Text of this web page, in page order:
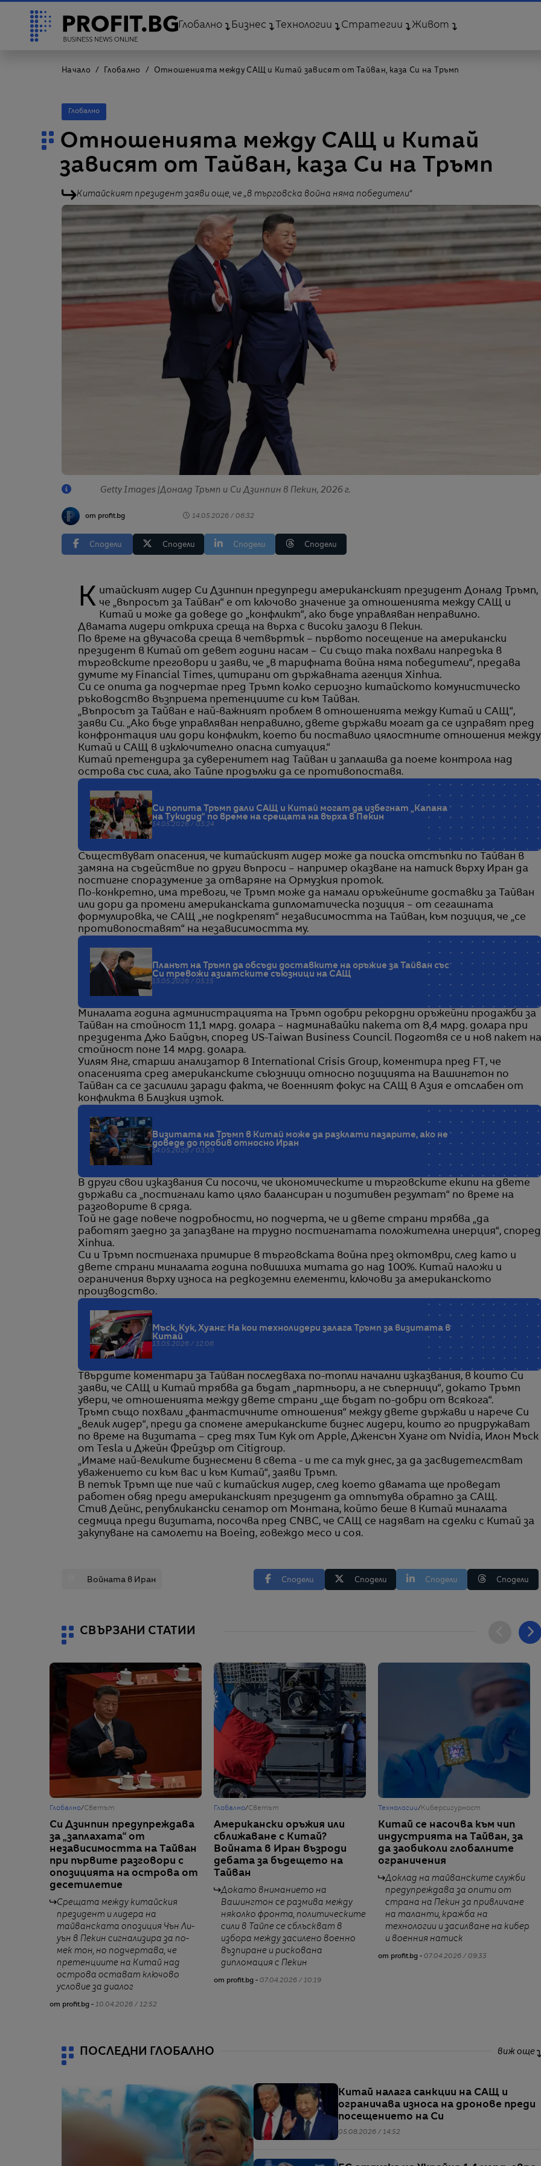
Глобално Бизнес Технологии Стратегии Живот
Начало Глобално Отношенията между САЩ и Китай зависят от Тайван, каза Си на Тръмп
Глобално
Отношенията между САЩ и Китай
зависят от Тайван, каза Си на Тръмп
Китайският президент заяви още, че „в търговска война няма победители“
Getty Images |Доналд Тръмп и Си Дзинпин в Пекин, 2026 г.
от profit.bg 14.05.2026 / 06:32
Сподели Сподели Сподели Сподели
Китайският лидер Си Дзинпин предупреди американският президент Доналд Тръмп, че „въпросът за Тайван“ е от ключово значение за отношенията между САЩ и
Китай и може да доведе до „конфликт“, ако бъде управляван неправилно.
Двамата лидери откриха среща на върха с високи залози в Пекин.
По време на двучасова среща в четвъртък – първото посещение на американски
президент в Китай от девет години насам – Си също така похвали напредъка в
търговските преговори и заяви, че „в тарифната война няма победители“, предава
думите му Financial Times, цитирани от държавната агенция Xinhua.
Си се опита да подчертае пред Тръмп колко сериозно китайското комунистическо
ръководство възприема претенциите си към Тайван.
„Въпросът за Тайван е най-важният проблем в отношенията между Китай и САЩ“,
заяви Си. „Ако бъде управляван неправилно, двете държави могат да се изправят пред
конфронтация или дори конфликт, което би поставило цялостните отношения между
Китай и САЩ в изключително опасна ситуация.“
Китай претендира за суверенитет над Тайван и заплашва да поеме контрола над
острова със сила, ако Тайпе продължи да се противопоставя.
Си попита Тръмп дали САЩ и Китай могат да избегнат „Капана
на Тукидид“ по време на срещата на върха в Пекин
14.05.2026 / 03:24
Съществуват опасения, че китайският лидер може да поиска отстъпки по Тайван в
замяна на съдействие по други въпроси – например оказване на натиск върху Иран да
постигне споразумение за отваряне на Ормузкия проток.
По-конкретно, има тревоги, че Тръмп може да намали оръжейните доставки за Тайван
или дори да промени американската дипломатическа позиция – от сегашната
формулировка, че САЩ „не подкрепят“ независимостта на Тайван, към позиция, че „се
противопоставят“ на независимостта му.
Планът на Тръмп да обсъди доставките на оръжие за Тайван със
Си тревожи азиатските съюзници на САЩ
13.05.2026 / 05:15
Миналата година администрацията на Тръмп одобри рекордни оръжейни продажби за
Тайван на стойност 11,1 млрд. долара – надминавайки пакета от 8,4 млрд. долара при
президента Джо Байдън, според US-Taiwan Business Council. Подготвя се и нов пакет на
стойност поне 14 млрд. долара.
Уилям Янг, старши анализатор в International Crisis Group, коментира пред FT, че
опасенията сред американските съюзници относно позицията на Вашингтон по
Тайван са се засилили заради факта, че военният фокус на САЩ в Азия е отслабен от
конфликта в Близкия изток.
Визитата на Тръмп в Китай може да разклати пазарите, ако не
доведе до пробив относно Иран
14.05.2026 / 03:39
В други свои изказвания Си посочи, че икономическите и търговските екипи на двете
държави са „постигнали като цяло балансиран и позитивен резултат“ по време на
разговорите в сряда.
Той не даде повече подробности, но подчерта, че и двете страни трябва „да
работят заедно за запазване на трудно постигнатата положителна инерция“, според
Xinhua.
Си и Тръмп постигнаха примирие в търговската война през октомври, след като и
двете страни миналата година повишиха митата до над 100%. Китай наложи и
ограничения върху износа на редкоземни елементи, ключови за американското
производство.
Мъск, Кук, Хуанг: На кои технолидери залага Тръмп за визитата в
Китай
13.05.2026 / 12:06
Твърдите коментари за Тайван последваха по-топли начални изказвания, в които Си
заяви, че САЩ и Китай трябва да бъдат „партньори, а не съперници“, докато Тръмп
увери, че отношенията между двете страни „ще бъдат по-добри от всякога“.
Тръмп също похвали „фантастичните отношения“ между двете държави и нарече Си
„велик лидер“, преди да спомене американските бизнес лидери, които го придружават
по време на визитата – сред тях Тим Кук от Apple, Дженсън Хуанг от Nvidia, Илон Мъск
от Tesla и Джейн Фрейзър от Citigroup.
„Имаме най-великите бизнесмени в света - и те са тук днес, за да засвидетелстват
уважението си към вас и към Китай“, заяви Тръмп.
В петък Тръмп ще пие чай с китайския лидер, след което двамата ще проведат
работен обяд преди американският президент да отпътува обратно за САЩ.
Стив Дейнс, републикански сенатор от Монтана, който беше в Китай миналата
седмица преди визитата, посочва пред CNBC, че САЩ се надяват на сделки с Китай за
закупуване на самолети на Boeing, говеждо месо и соя.
Войната в Иран Сподели Сподели Сподели Сподели
СВЪРЗАНИ СТАТИИ
Глобално/Светът
Си Дзинпин предупреждава
за „заплахата“ от
независимостта на Тайван
при първите разговори с
опозицията на острова от
десетилетие
Срещата между китайския
президент и лидера на
тайванската опозиция Чън Ли-
уън в Пекин сигнализира за по-
мек тон, но подчертава, че
претенциите на Китай над
острова остават ключово
условие за диалог
от profit.bg - 10.04.2026 / 12:52
Глобално/Светът
Американски оръжия или
сближаване с Китай?
Войната в Иран възроди
дебата за бъдещето на
Тайван
Докато вниманието на
Вашингтон се размива между
няколко фронта, политическите
сили в Тайпе се сблъскват в
избора между засилено военно
възпиране и рискована
дипломация с Пекин
от profit.bg - 07.04.2026 / 10:19
Технологии/Киберсигурност
Китай се насочва към чип
индустрията на Тайван, за
да заобиколи глобалните
ограничения
Доклад на тайванските служби
предупреждава за опити от
страна на Пекин за привличане
на таланти, кражба на
технологии и засилване на кибер
и военния натиск
от profit.bg - 07.04.2026 / 09:33
ПОСЛЕДНИ ГЛОБАЛНО виж още
Китай налага санкции на САЩ и
ограничава износа на дронове преди
посещението на Си
05.08.2026 / 14:52